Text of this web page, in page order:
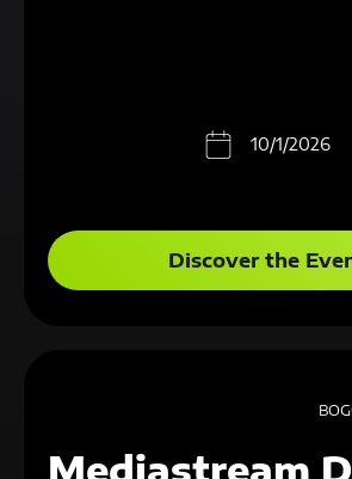
10/1/2026
Discover the
Mediastream